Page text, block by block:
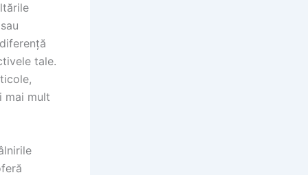
tale.
mai mult